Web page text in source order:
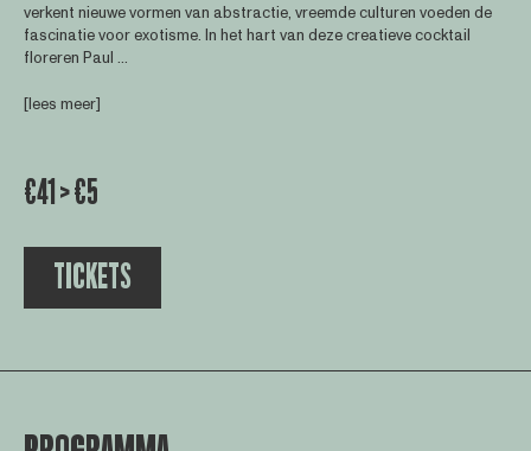
verkent nieuwe vormen van abstractie, vreemde culturen voeden de
fascinatie voor exotisme. In het hart van deze creatieve cocktail
floreren Paul ...
[lees meer]
€41 > €5
TICKETS